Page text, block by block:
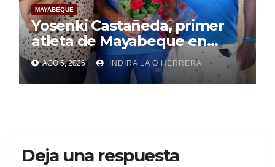
MAYABEQUE
Yosenki Castañeda, primer
atleta de Mayabeque en
subir al podio
centroamericano
AGO 5, 2026 INDIRA LA O HERRERA
Deja una respuesta